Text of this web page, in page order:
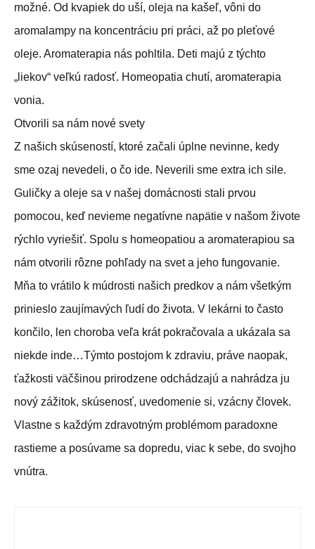
možné. Od kvapiek do uší, oleja na kašeľ, vôni do
aromalampy na koncentráciu pri práci, až po pleťové
oleje. Aromaterapia nás pohltila. Deti majú z týchto
„liekov“ veľkú radosť. Homeopatia chutí, aromaterapia
vonia.
Otvorili sa nám nové svety
Z našich skúseností, ktoré začali úplne nevinne, kedy
sme ozaj nevedeli, o čo ide. Neverili sme extra ich sile.
Guličky a oleje sa v našej domácnosti stali prvou
pomocou, keď nevieme negatívne napätie v našom živote
rýchlo vyriešiť. Spolu s homeopatiou a aromaterapiou sa
nám otvorili rôzne pohľady na svet a jeho fungovanie.
Mňa to vrátilo k múdrosti našich predkov a nám všetkým
prinieslo zaujímavých ľudí do života. V lekárni to často
končilo, len choroba veľa krát pokračovala a ukázala sa
niekde inde…Týmto postojom k zdraviu, práve naopak,
ťažkosti väčšinou prirodzene odchádzajú a nahrádza ju
nový zážitok, skúsenosť, uvedomenie si, vzácny človek.
Vlastne s každým zdravotným problémom paradoxne
rastieme a posúvame sa dopredu, viac k sebe, do svojho
vnútra.